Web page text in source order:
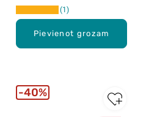
Pievienot grozam
1
40%